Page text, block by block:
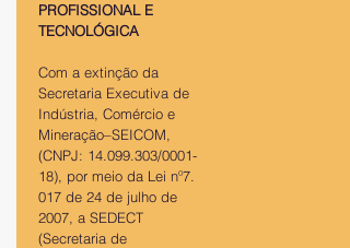
PROFISSIONAL E
TECNOLÓGICA
Com a extinção da
Secretaria Executiva de
Indústria, Comércio e
Mineração–SEICOM,
(CNPJ: 14.099.303/0001-
18), por meio da Lei nº7.
017 de 24 de julho de
2007, a SEDECT
(Secretaria de